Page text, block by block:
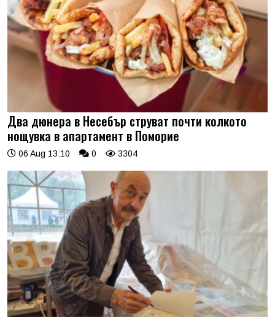
Два дюнера в Несебър струват почти колкото
нощувка в апартамент в Поморие
06 Aug 13:10 0 3304